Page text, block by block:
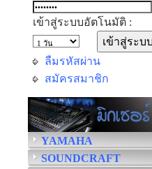
เข้าสู่ระบบอัตโนมัติ :
ลืมรหัสผ่าน
สมัครสมาชิก
YAMAHA
SOUNDCRAFT